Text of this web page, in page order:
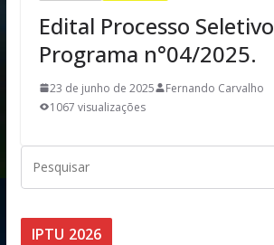
Edital Processo Seletivo
Programa n°04/2025.
23 de junho de 2025
Fernando Carvalho
1067 visualizações
IPTU 2026